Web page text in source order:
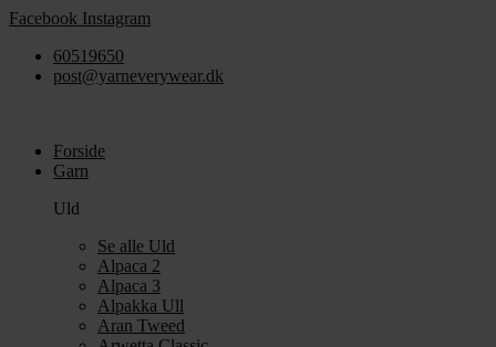
Videre
indhold
Facebook Instagram
60519650
post@yarneverywear.dk
Forside
Garn
Uld
Se alle Uld
Alpaca 2
Alpaca 3
Alpakka Ull
Aran Tweed